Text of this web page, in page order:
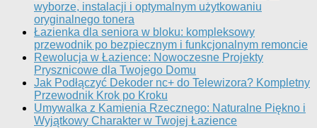
wyborze, instalacji i optymalnym użytkowaniu
oryginalnego tonera
Łazienka dla seniora w bloku: kompleksowy
przewodnik po bezpiecznym i funkcjonalnym remoncie
Rewolucja w Łazience: Nowoczesne Projekty
Prysznicowe dla Twojego Domu
Jak Podłączyć Dekoder nc+ do Telewizora? Kompletny
Przewodnik Krok po Kroku
Umywalka z Kamienia Rzecznego: Naturalne Piękno i
Wyjątkowy Charakter w Twojej Łazience